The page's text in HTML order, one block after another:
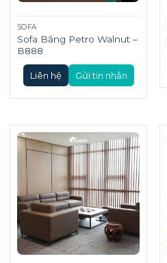
SOFA
Sofa Băng Petro Walnut –
B888
Liên hệ Gửi tin nhắn